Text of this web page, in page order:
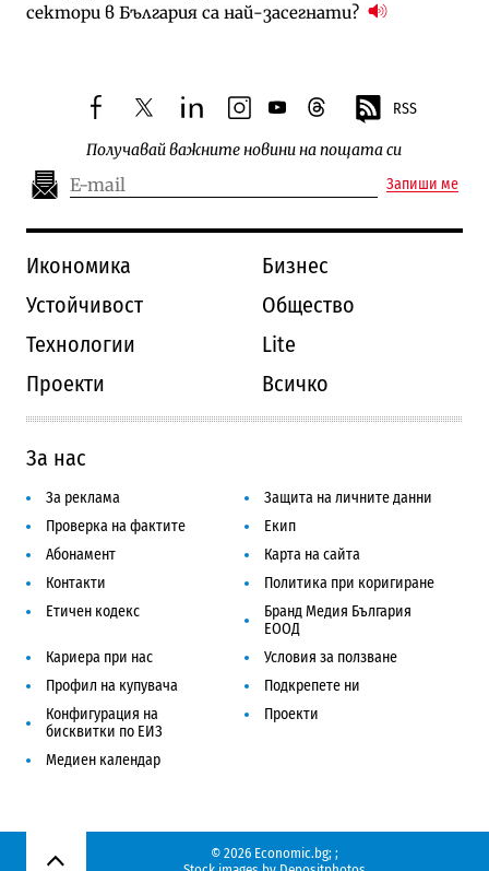
сектори в България са най-засегнати?
facebooktwitterlinkedininstagram
youtubethreads RSS
Получавай важните новини на пощата си
Запиши ме
Икономика
Бизнес
Устойчивост
Общество
Технологии
Lite
Проекти
Всичко
За нас
За реклама
Защита на личните данни
Проверка на фактите
Екип
Абонамент
Карта на сайта
Контакти
Политика при коригиране
Етичен кодекс
Бранд Медия България
ЕООД
Кариера при нас
Условия за ползване
Профил на купувача
Подкрепете ни
Конфигурация на
бисквитки по ЕИЗ
Проекти
Медиен календар
© 2026 Economic.bg; ;